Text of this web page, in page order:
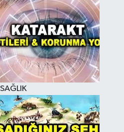
SAĞLIK